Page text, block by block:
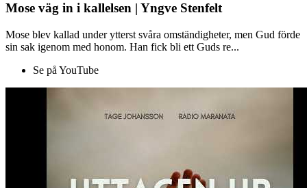
Mose väg in i kallelsen | Yngve Stenfelt
Mose blev kallad under ytterst svåra omständigheter, men Gud förde
sin sak igenom med honom. Han fick bli ett Guds re...
Se på YouTube